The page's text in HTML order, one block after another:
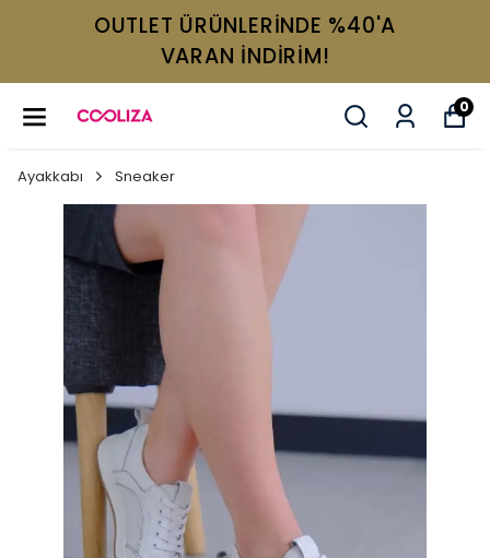
OUTLET ÜRÜNLERİNDE %40'A
VARAN İNDİRİM!
0
Ayakkabı Sneaker